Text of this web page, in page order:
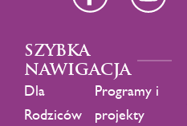
SZYBKA
NAWIGACJA
Dla
Rodziców
Programy i
projekty